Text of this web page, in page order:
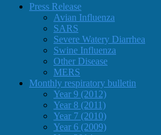
Press Release
Avian Influenza
SARS
Severe Watery Diarrhea
Swine Influenza
Other Disease
MERS
Monthly respiratory bulletin
Year 9 (2012)
Year 8 (2011)
Year 7 (2010)
Year 6 (2009)